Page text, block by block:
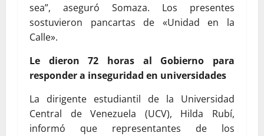
sea”, aseguró Somaza. Los presentes
sostuvieron pancartas de «Unidad en la
Calle».
Le dieron 72 horas al Gobierno para
responder a inseguridad en universidades
La dirigente estudiantil de la Universidad
Central de Venezuela (UCV), Hilda Rubí,
informó que representantes de los